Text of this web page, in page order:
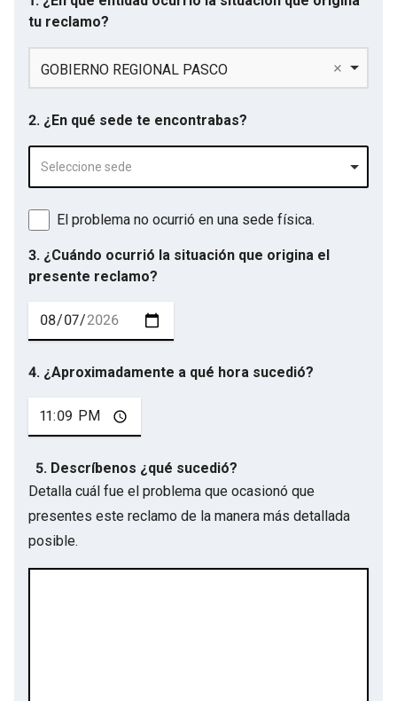
tu reclamo?
GOBIERNO REGIONAL PASCO
2. ¿En qué sede te encontrabas?
Seleccione sede
El problema no ocurrió en una sede física.
3. ¿Cuándo ocurrió la situación que origina el
presente reclamo?
4. ¿Aproximadamente a qué hora sucedió?
5. Descríbenos ¿qué sucedió?
Detalla cuál fue el problema que ocasionó que
presentes este reclamo de la manera más detallada
posible.